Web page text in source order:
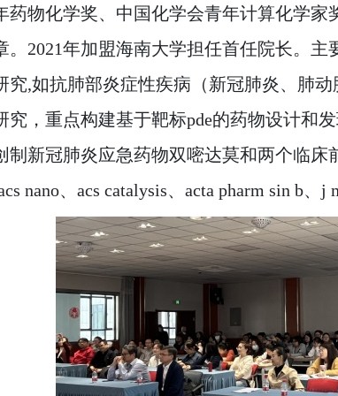
药物化学奖、中国化学会青年计算化学
。2021年加盟海南大学担任首任院长。
究,如抗肺部炎症性疾病（新冠肺炎、肺
究，重点构建基于靶标pde的药物设计和
制新冠肺炎应急药物双嘧达莫和两个临床
nano、acs catalysis、acta pharm sin b、